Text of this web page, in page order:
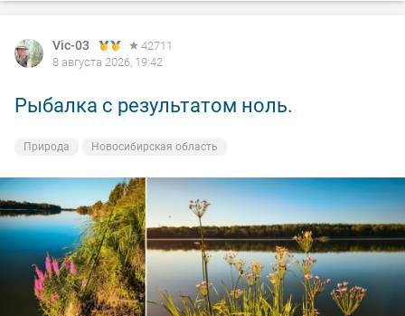
Vic-03
42711
8 августа 2026, 19:42
Рыбалка с результатом ноль.
Природа Новосибирская область